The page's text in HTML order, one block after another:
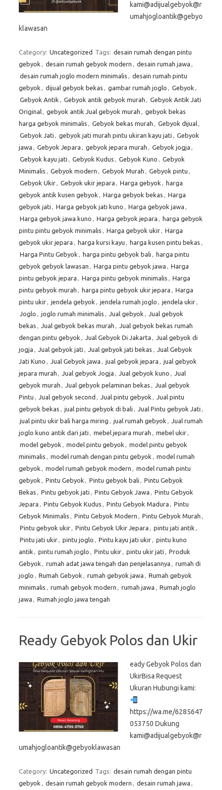
kami@adijualgebyok@r
umahjogloantik@gebyo
klawasan
Category: Uncategorized Tags: desain rumah dengan pintu
gebyok , desain rumah gebyok modern , desain rumah jawa ,
desain rumah joglo modern minimalis , desain rumah pintu
gebyok , dijual gebyok bekas , gambar rumah joglo , Gebyok ,
Gebyok Antik , Gebyok antik gebyok murah , Gebyok Antik Jati
Original, gebyok antik Jual gebyok murah , gebyok bekas
harga gebyok minimalis , Gebyok bekas murah , Gebyok dijual,
Gebyok Jati , gebyok jati murah pintu ukiran kayu jati , Gebyok
jawa , Gebyok Jepara , gebyok jepara murah , Gebyok jogja ,
Gebyok kayu jati , Gebyok Kudus , Gebyok Kuno , Gebyok
Minimalis , Gebyok modern , Gebyok Murah , Gebyok pintu ,
Gebyok Ukir, Gebyok ukir jepara , Harga gebyok , harga
gebyok antik kusen gebyok , Harga gebyok bekas , Harga
gebyok jati , Harga gebyok jati kuno , Harga gebyok jawa ,
Harga gebyok jawa kuno , Harga gebyok jepara , harga gebyok
pintu pintu gebyok minimalis , Harga gebyok ukir, Harga
gebyok ukir jepara , harga kursi kayu , harga kusen pintu bekas ,
Harga Pintu Gebyok , harga pintu gebyok bali , harga pintu
gebyok gebyok lawasan , Harga pintu gebyok jawa , Harga
pintu gebyok jepara , Harga pintu gebyok minimalis , Harga
pintu gebyok murah , harga pintu gebyok ukir jepara , Harga
pintu ukir, jendela gebyok , jendela rumah joglo , jendela ukir,
Joglo , joglo rumah minimalis , Jual gebyok , Jual gebyok
bekas , Jual gebyok bekas murah , Jual gebyok bekas rumah
dengan pintu gebyok , Jual Gebyok Di Jakarta , Jual gebyok di
jogja , Jual gebyok jati , Jual gebyok jati bekas , Jual Gebyok
Jati Kuno , Jual Gebyok jawa , jual gebyok jepara , jual gebyok
jepara murah , Jual gebyok Jogja , Jual gebyok kuno , Jual
gebyok murah , Jual gebyok pelaminan bekas , Jual gebyok
Pintu , Jual gebyok second , Jual pintu gebyok , Jual pintu
gebyok bekas , jual pintu gebyok di bali , Jual Pintu gebyok Jati ,
jual pintu ukir bali harga miring , jual rumah gebyok , Jual rumah
joglo kuno antik dari jati , mebel jepara murah , mebel ukir,
model gebyok , model pintu gebyok , model pintu gebyok
minimalis , model rumah dengan pintu gebyok , model rumah
gebyok , model rumah gebyok modern , model rumah pintu
gebyok , Pintu Gebyok , Pintu gebyok bali , Pintu Gebyok
Bekas , Pintu gebyok jati , Pintu Gebyok Jawa , Pintu Gebyok
Jepara , Pintu Gebyok Kudus , Pintu Gebyok Madura , Pintu
Gebyok Minimalis , Pintu Gebyok Modern , Pintu Gebyok Murah ,
Pintu gebyok ukir, Pintu Gebyok Ukir Jepara , pintu jati antik ,
Pintu jati ukir, pintu joglo , Pintu kayu jati ukir, pintu kuno
antik , pintu rumah joglo , Pintu ukir, pintu ukir jati , Produk
Gebyok , rumah adat jawa tengah dan penjelasannya , rumah di
joglo , Rumah Gebyok , rumah gebyok jawa , Rumah gebyok
minimalis , rumah gebyok modern , rumah jawa , Rumah joglo
jawa , Rumah joglo jawa tengah
Ready Gebyok Polos dan Ukir
eady Gebyok Polos dan
UkirBisa Request
Ukuran Hubungi kami:
https://wa.me/6285647
053750 Dukung
kami@adijualgebyok@r
umahjogloantik@gebyoklawasan
Category: Uncategorized Tags: desain rumah dengan pintu
gebyok , desain rumah gebyok modern , desain rumah jawa ,